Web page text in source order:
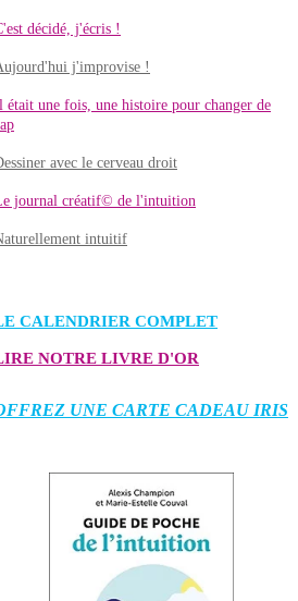
décidé, j'écris !
j'improvise !
était une fois, une histoire pour changer de
avec le cerveau droit
journal créatif© de l'intuition
intuitif
CALENDRIER COMPLET
NOTRE LIVRE D'OR
UNE CARTE CADEAU IRIS